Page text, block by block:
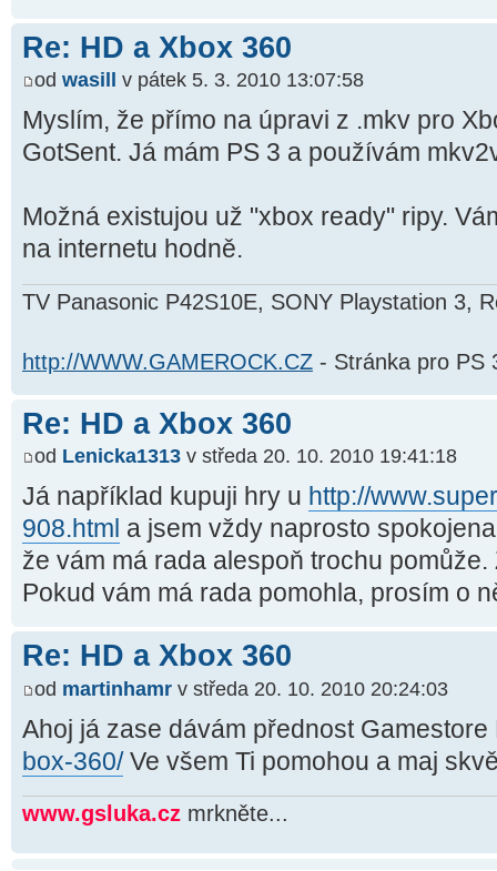
Re: HD a Xbox 360
od wasill v pátek 5. 3. 2010 13:07:58
Myslím, že přímo na úpravi z .mkv pro
GotSent. Já mám PS 3 a používám
Možná existujou už "xbox ready" ripy.
na internetu hodně.
TV Panasonic P42S10E, SONY Playstation 3,
http://WWW.GAMEROCK.CZ - Stránka pro PS
Re: HD a Xbox 360
od Lenicka1313 v středa 20. 10. 2010 19:41:18
Já například kupuji hry u http://
908.html a jsem vždy naprosto
že vám má rada alespoň trochu
Pokud vám má rada pomohla, prosím o
Re: HD a Xbox 360
od martinhamr v středa 20. 10. 2010 20:24:03
Ahoj já zase dávám přednost
box-360/Ve všem Ti pomohou a maj
www.gsluka.cz mrkněte...